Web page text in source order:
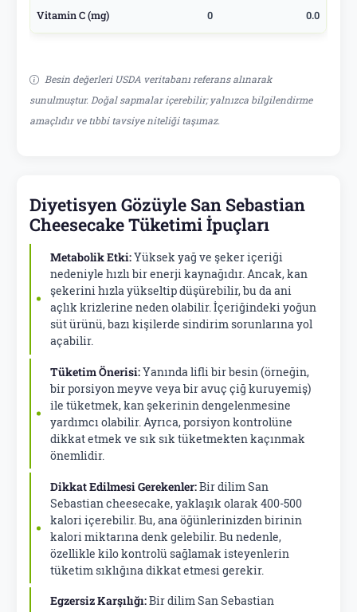
Vitamin C (mg) 0 0.0
Besin değerleri USDA veritabanı referans alınarak
sunulmuştur. Doğal sapmalar içerebilir; yalnızca bilgilendirme
amaçlıdır ve tıbbi tavsiye niteliği taşımaz.
Diyetisyen Gözüyle San Sebastian
Cheesecake Tüketimi İpuçları
Metabolik Etki:Yüksek yağ ve şeker içeriği
nedeniyle hızlı bir enerji kaynağıdır. Ancak, kan
şekerini hızla yükseltip düşürebilir, bu da ani
açlık krizlerine neden olabilir. İçeriğindeki yoğun
süt ürünü, bazı kişilerde sindirim sorunlarına yol
açabilir.
Tüketim Önerisi:Yanında lifli bir besin (örneğin,
bir porsiyon meyve veya bir avuç çiğ kuruyemiş)
ile tüketmek, kan şekerinin dengelenmesine
yardımcı olabilir. Ayrıca, porsiyon kontrolüne
dikkat etmek ve sık sık tüketmekten kaçınmak
önemlidir.
Dikkat Edilmesi Gerekenler:Bir dilim San
Sebastian cheesecake, yaklaşık olarak 400-500
kalori içerebilir. Bu, ana öğünlerinizden birinin
kalori miktarına denk gelebilir. Bu nedenle,
özellikle kilo kontrolü sağlamak isteyenlerin
tüketim sıklığına dikkat etmesi gerekir.
Egzersiz Karşılığı:Bir dilim San Sebastian